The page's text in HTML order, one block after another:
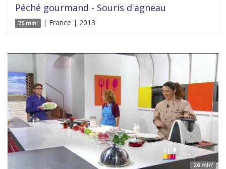
Péché gourmand - Souris d'agneau
26 min' | France | 2013
26 min'